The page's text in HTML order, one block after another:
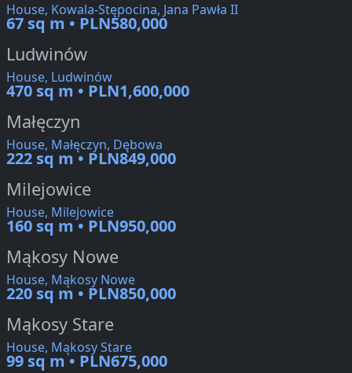
House, Kowala-Stępocina, Jana Pawła II
67 sq m • PLN580,000
Ludwinów
House, Ludwinów
470 sq m • PLN1,600,000
Małęczyn
House, Małęczyn, Dębowa
222 sq m • PLN849,000
Milejowice
House, Milejowice
160 sq m • PLN950,000
Mąkosy Nowe
House, Mąkosy Nowe
220 sq m • PLN850,000
Mąkosy Stare
House, Mąkosy Stare
99 sq m • PLN675,000